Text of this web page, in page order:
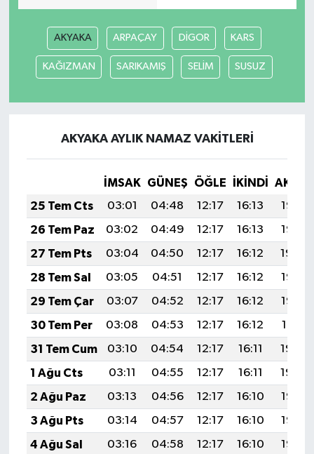
AKYAKA ARPAÇAY DİGOR KARS
KAĞIZMAN SARIKAMIŞ SELİM SUSUZ
AKYAKA AYLIK NAMAZ VAKITLERI
İMSAK GÜNEŞ ÖĞLE İKINDI
25 Tem Cts
03:01 04:48 12:17 16:13
19:36
26 Tem Paz
03:02 04:49 12:17 16:13
19:35
27 Tem Pts
03:04 04:50 12:17 16:12
19:34
28 Tem Sal
03:05 04:51 12:17 16:12
19:33
29 Tem Çar
03:07 04:52 12:17 16:12
19:32
30 Tem Per
03:08 04:53 12:17 16:12
19:31
31 Tem Cum
03:10 04:54 12:17 16:11
19:30
1 Ağu Cts
03:11 04:55 12:17 16:11
19:29
2 Ağu Paz
03:13 04:56 12:17 16:10
19:28
3 Ağu Pts
03:14 04:57 12:17 16:10
19:27
4 Ağu Sal
03:16 04:58 12:17 16:10
19:26